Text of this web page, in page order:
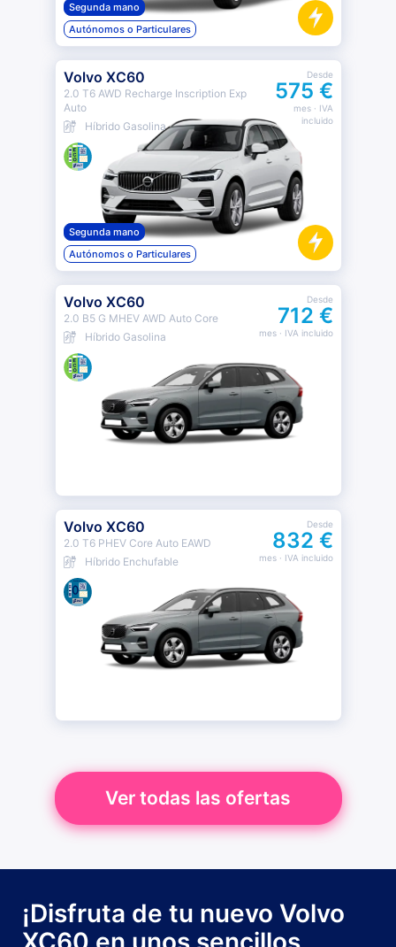
Segunda mano
Autónomos o Particulares
Volvo XC60
2.0 T6 AWD Recharge Inscription Exp
Auto
Híbrido Gasolina
Desde
575 €
mes· IVA
incluido
Segunda mano
Autónomos o Particulares
Volvo XC60
2.0 B5 G MHEV AWD Auto Core
Híbrido Gasolina
Desde
712 €
mes· IVA incluido
Volvo XC60
2.0 T6 PHEV Core Auto EAWD
Híbrido Enchufable
Desde
832 €
mes· IVA incluido
Ver todas las ofertas
¡Disfruta de tu nuevo Volvo